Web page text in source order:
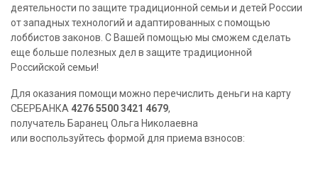
деятельности по защите традиционной семьи и детей России
от западных технологий и адаптированных с помощью
лоббистов законов. С Вашей помощью мы сможем сделать
еще больше полезных дел в защите традиционной
Российской семьи!
Для оказания помощи можно перечислить деньги на карту
СБЕРБАНКА 4276 5500 3421 4679,
получатель Баранец Ольга Николаевна
или воспользуйтесь формой для приема взносов: